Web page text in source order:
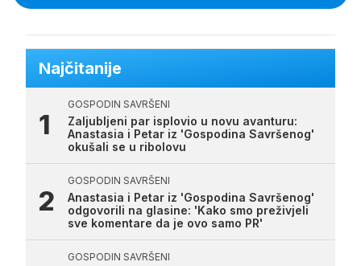
Najčitanije
GOSPODIN SAVRŠENI
Zaljubljeni par isplovio u novu avanturu:
Anastasia i Petar iz 'Gospodina Savršenog'
okušali se u ribolovu
GOSPODIN SAVRŠENI
Anastasia i Petar iz 'Gospodina Savršenog'
odgovorili na glasine: 'Kako smo preživjeli
sve komentare da je ovo samo PR'
GOSPODIN SAVRŠENI